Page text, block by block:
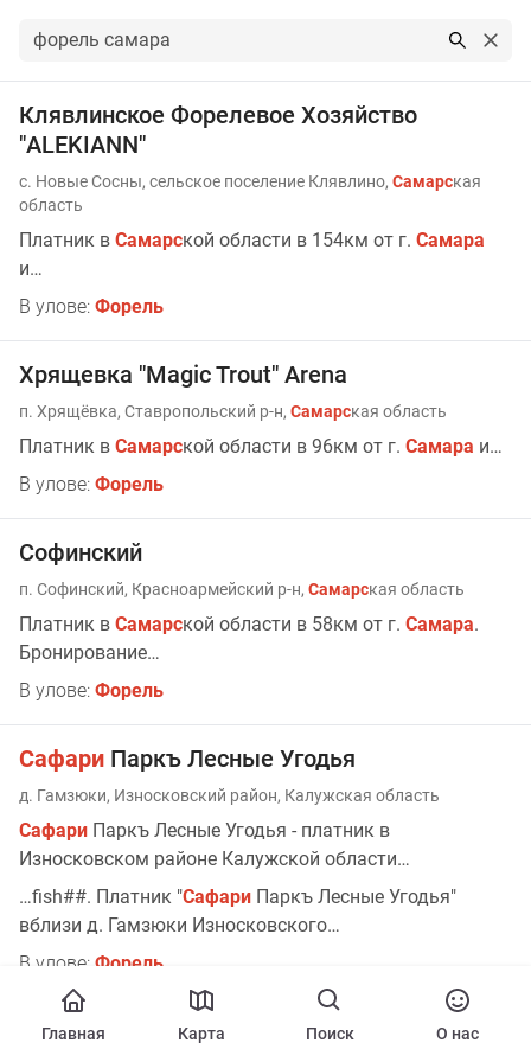
Клявлинское Форелевое Хозяйство
"ALEKIANN"
с. Новые Сосны, сельское поселение Клявлино, Самарская
область
Платник в Самарской области в 154км от г. Самара
и…
В улове: Форель
Хрящевка "Magic Trout" Arena
п. Хрящёвка, Ставропольский р-н, Самарская область
Платник в Самарской области в 96км от г. Самара и…
В улове: Форель
Софинский
п. Софинский, Красноармейский р-н, Самарская область
Платник в Самарской области в 58км от г. Самара.
Бронирование…
В улове: Форель
Сафари Паркъ Лесные Угодья
д. Гамзюки, Износковский район, Калужская область
Сафари Паркъ Лесные Угодья - платник в
Износковском районе Калужской области…
…fish##. Платник "Сафари Паркъ Лесные Угодья"
вблизи д. Гамзюки Износковского…
В улове: Форель
Бисеровский рыбокомбинат
Главная Карта Поиск О нас